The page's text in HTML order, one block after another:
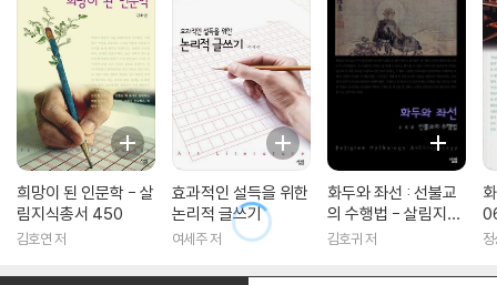
희망이 된 인문학 - 살
림지식총서 450
김호연 저
효과적인 설득을 위한
논리적 글쓰기
여세주 저
화두와 좌선 : 선불교
의 수행법 - 살림지식
총서 316
김호귀 저